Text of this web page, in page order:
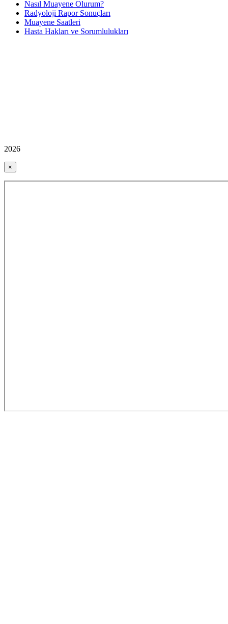
Nasıl Muayene Olurum?
Radyoloji Rapor Sonuçları
Muayene Saatleri
Hasta Hakları ve Sorumlulukları
2026
×